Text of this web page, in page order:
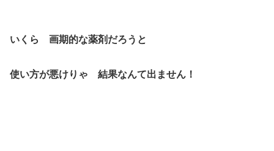
いくら 画期的な薬剤だろうと
使い方が悪けりゃ 結果なんて出ません！